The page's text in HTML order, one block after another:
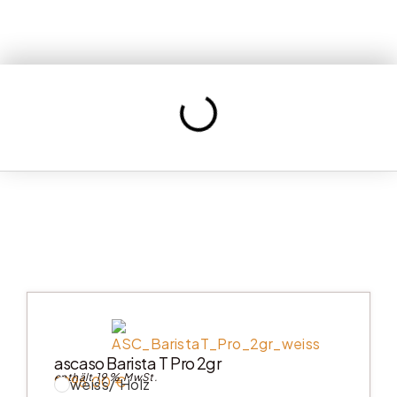
ascaso Barista T Pro 2gr
9996,00€
enthält 19 % MwSt.
weiss/ Holz